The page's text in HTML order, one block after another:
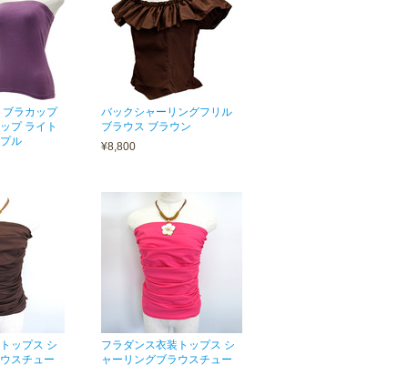
ブラカップ
プ ライト
ル
バックシャーリングフリル
ブラウス ブラウン
¥8,800
ップス シ
スチュー
フラダンス衣装トップス シ
ャーリングブラウスチュー